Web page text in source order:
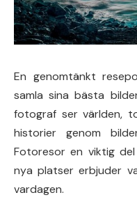
En genomtänkt
samla sina bästa
fotograf ser världen,
historier genom
Fotoresor en viktig
nya platser erbjuder
vardagen.